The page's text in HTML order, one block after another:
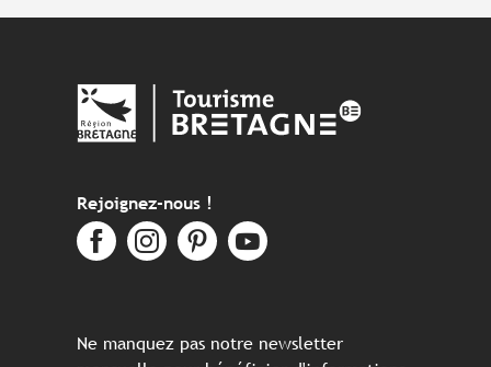
Rejoignez-nous !
Ne manquez pas notre newsletter